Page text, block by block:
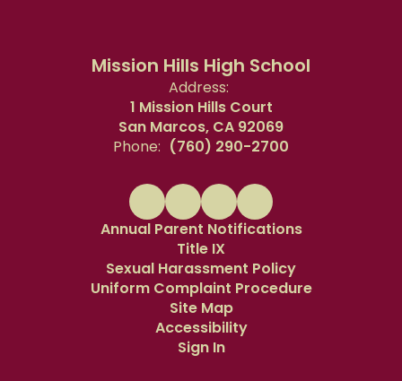
Mission Hills High School
Address:
1 Mission Hills Court
San Marcos, CA 92069
Phone: (760) 290-2700
Annual Parent Notifications
Title IX
Sexual Harassment Policy
Uniform Complaint Procedure
Site Map
Accessibility
Sign In